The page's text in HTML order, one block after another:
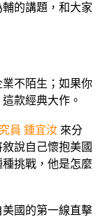
的講題，和大家
不陌生；如果你
款經典大作。
員 鍾宜汝 來分
說自己懷抱美國
挑戰，他是怎麼
國的第一線直擊